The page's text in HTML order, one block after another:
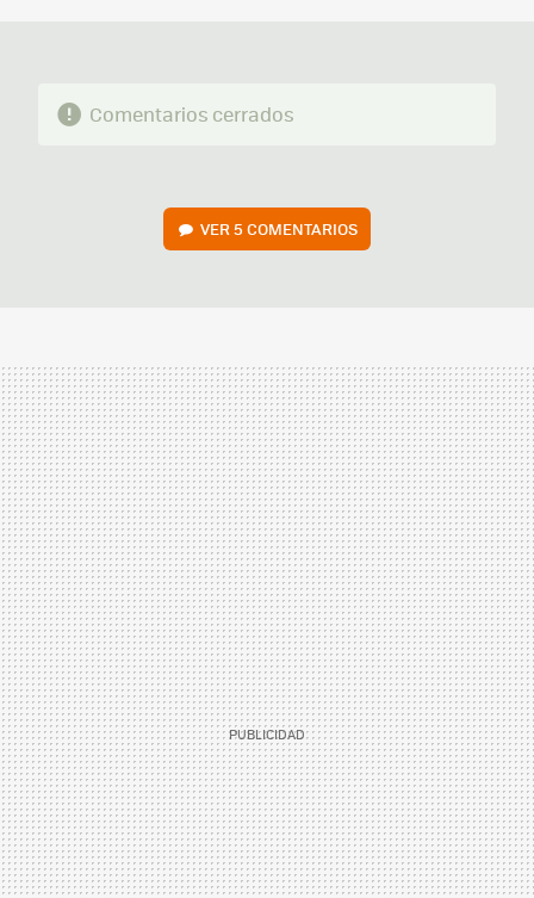
Comentarios cerrados
VER5 COMENTARIOS